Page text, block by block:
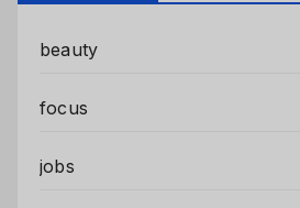
beauty
focus
jobs